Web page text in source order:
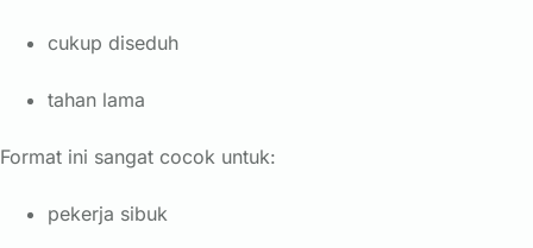
cukup diseduh
tahan lama
Format ini sangat cocok untuk:
pekerja sibuk